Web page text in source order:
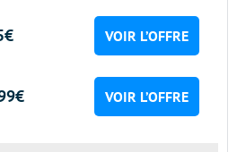
VOIR L’OFFRE
VOIR L’OFFRE